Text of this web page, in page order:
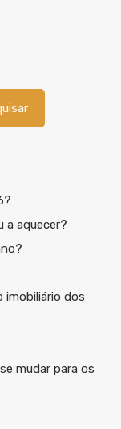
a aquecer?
imobiliário dos
mudar para os